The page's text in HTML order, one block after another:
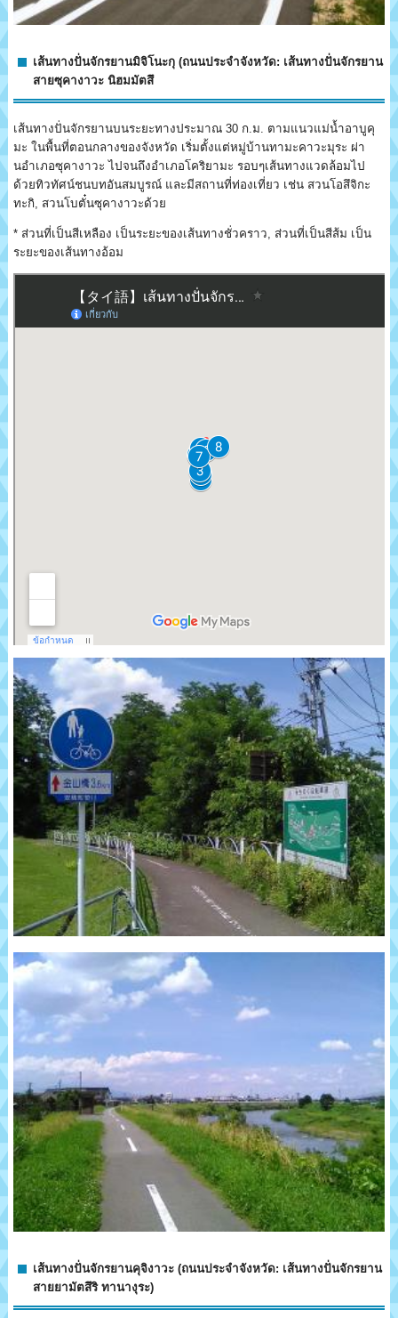
เส้นทางปั่นจักรยานมิจิโนะกุ (ถนนประจำจังหวัด: เส้นทางปั่นจักรยาน
สายซุคางาวะ นิฮมมัตสึ
เส้นทางปั่นจักรยานบนระยะทางประมาณ 30 ก.ม. ตามแนวแม่น้ำอาบูคุ
มะ ในพื้นที่ตอนกลางของจังหวัด เริ่มตั้งแต่หมู่บ้านทามะคาวะมุระ ผ่า
นอำเภอซุคางาวะ ไปจนถึงอำเภอโคริยามะ รอบๆเส้นทางแวดล้อมไป
ด้วยทิวทัศน์ชนบทอันสมบูรณ์ และมีสถานที่ท่องเที่ยว เช่น สวนโอสึจิกะ
ทะกิ, สวนโบตั๋นซุคางาวะด้วย
* ส่วนที่เป็นสีเหลือง เป็นระยะของเส้นทางชั่วคราว, ส่วนที่เป็นสีส้ม เป็น
ระยะของเส้นทางอ้อม
เส้นทางปั่นจักรยานคุจิงาวะ (ถนนประจำจังหวัด: เส้นทางปั่นจักรยาน
สายยามัตสึริ ทานางุระ)